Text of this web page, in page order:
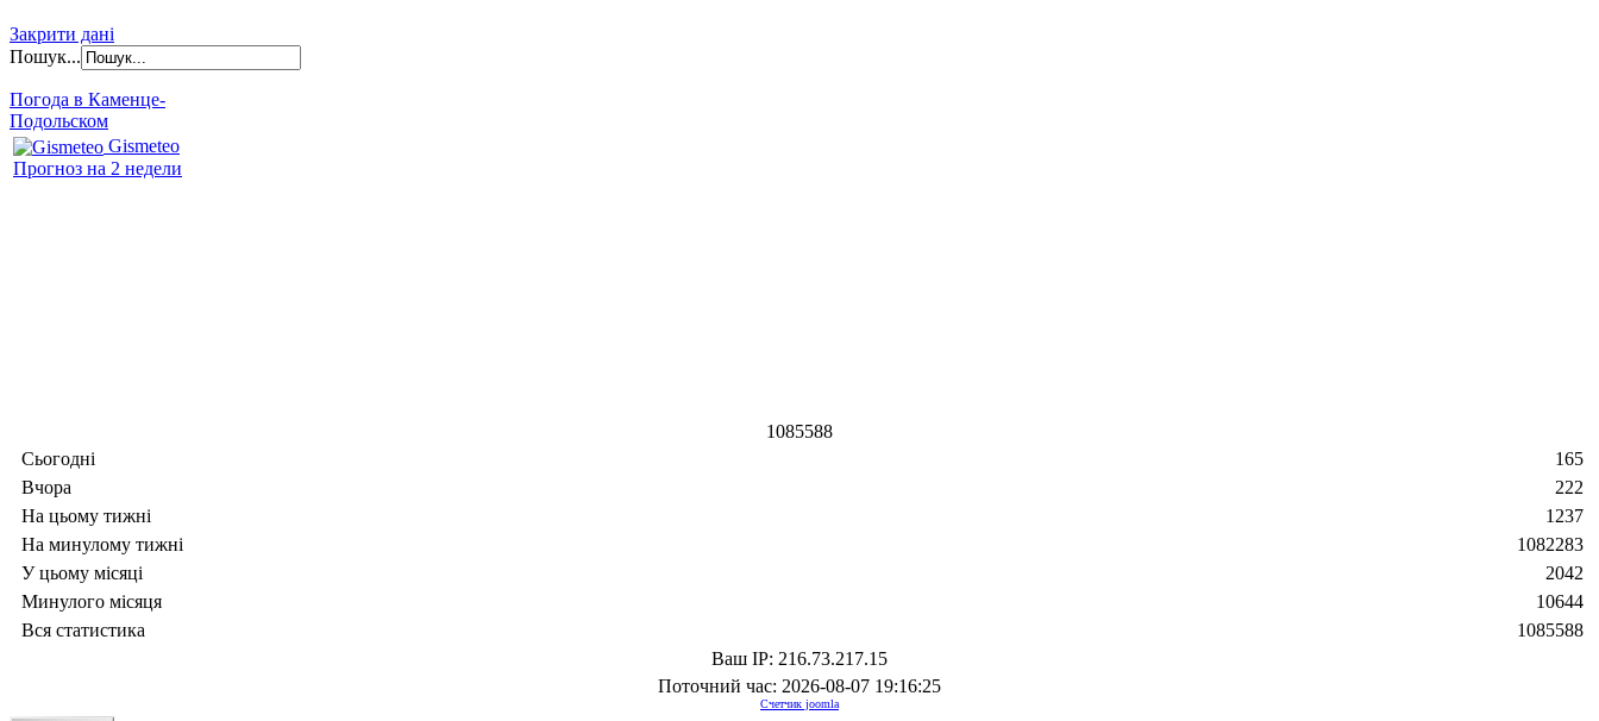
Закрити дані
Пошук...
Погода в Каменце-
Подольском
Gismeteo
Прогноз на 2 недели
1085588
Сьогодні
Вчора
На цьому тижні
На минулому тижні
У цьому місяці
Минулого місяця
Вся статистика
165
222
1237
1082283
2042
10644
1085588
Ваш IP: 216.73.217.15
Поточний час: 2026-08-07 19:16:25
Счетчик joomla